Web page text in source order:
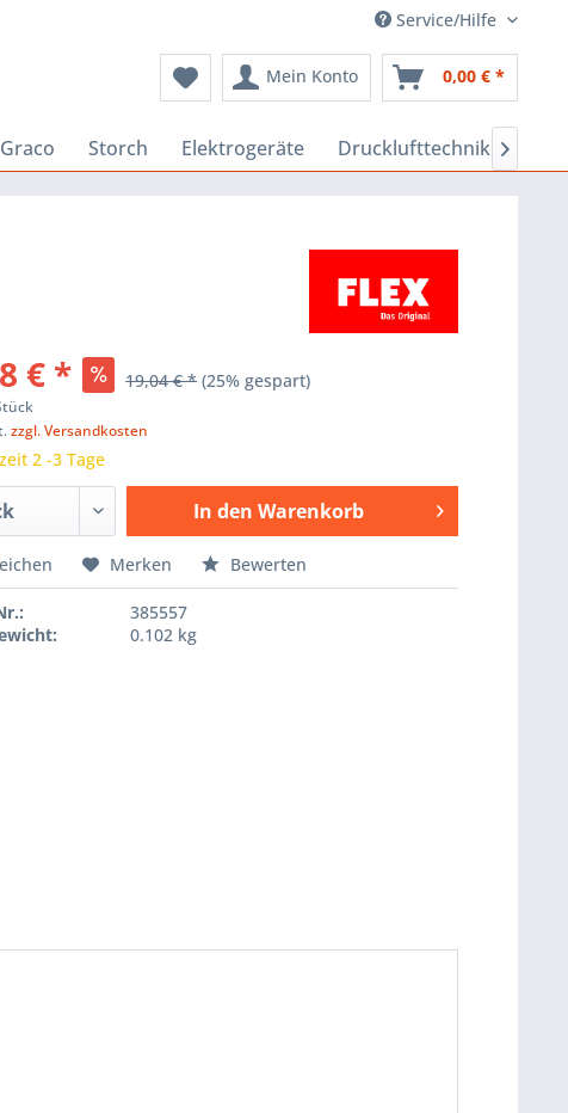
Service/Hilfe
Mein Konto 0,00 € *
Graco Storch Elektrogeräte Drucklufttechnik 
€ * 19,04 € * (25% gespart)
zzgl. Versandkosten
2 -3 Tage
In den Warenkorb
Hinzugefügt
Merken Bewerten
385557
0.102 kg